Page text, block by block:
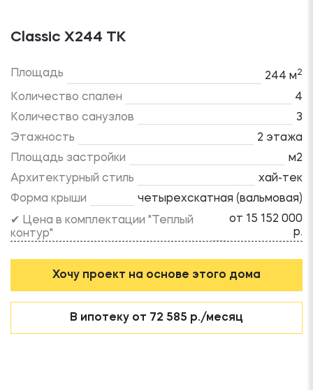
Classic X244 TK
Площадь 244 м2
Количество спален
4
Количество санузлов
3
Этажность
2 этажа
Площадь застройки
м2
Архитектурный стиль
хай-тек
Форма крыши
четырехскатная (вальмовая)
✔ Цена в комплектации "Теплый
контур"
от 15 152 000
р.
Хочу проект на основе этого дома
В ипотеку от 72 585 р./месяц